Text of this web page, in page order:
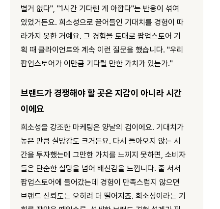
별거 없다", "1시간 기다린 게 아깝다"는 반응이 섞여
있었거든요. 희소성으로 끌어들인 기대치를 경험이 따
라가지 못한 거예요. 그 경험을 토대로 팝업스토어 기
획 때 클라이언트와 계속 이런 질문을 했습니다. "우리
팝업스토어가 이만큼 기다릴 만한 가치가 있는가."
브랜드가 경쟁해야 할 곳은 지갑이 아니라 시간
이에요
희소성을 강조한 마케팅은 양날의 검이에요. 기대치가
높은 만큼 실망감도 크거든요. 다시 돌아오지 않는 시
간을 투자했는데 그만한 가치를 느끼지 못하면, 소비자
들은 단순한 실망을 넘어 배신감을 느낍니다. 줄 서서
팝업스토어에 들어갔는데 경험이 만족스럽지 않으면
브랜드 신뢰도는 오히려 더 떨어지죠. 희소성이라는 기